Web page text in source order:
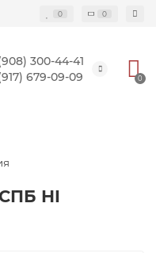
0 0
300-44-41
679-09-09
0
СПБ НI